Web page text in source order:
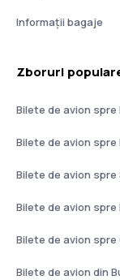
Informații bagaje
Zboruri
Bilete de avion spre
Bilete de avion spre
Bilete de avion spre
Bilete de avion spre
Bilete de avion spre
Bilete de avion din